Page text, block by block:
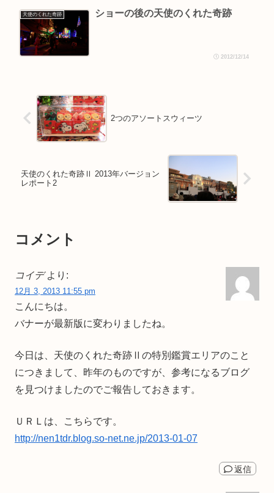
天使のくれた奇跡 ショーの後の天使のくれた奇跡
2012/12/14
2つのアソートスウィーツ
天使のくれた奇跡Ⅱ 2013年バージョン
レポート2
コメント
コイデ より:
12月 3, 2013 11:55 pm
こんにちは。
バナーが最新版に変わりましたね。
今日は、天使のくれた奇跡Ⅱの特別鑑賞エリアのこと
につきまして、昨年のものですが、参考になるブログ
を見つけましたのでご報告しておきます。
ＵＲＬは、こちらです。
http://nen1tdr.blog.so-net.ne.jp/2013-01-07
返信